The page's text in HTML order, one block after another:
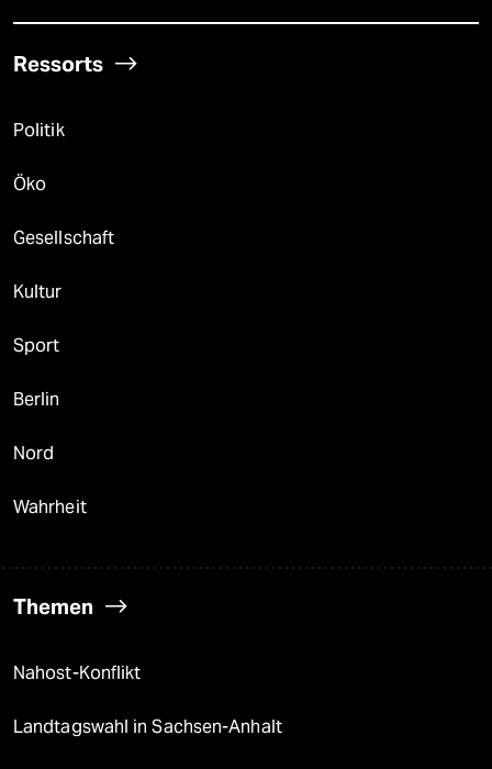
Ressorts
Politik
Öko
Gesellschaft
Kultur
Sport
Berlin
Nord
Wahrheit
Themen
Nahost-Konflikt
Landtagswahl in Sachsen-Anhalt